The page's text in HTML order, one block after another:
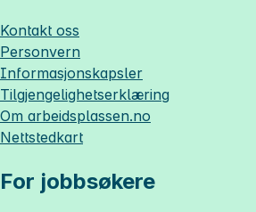
Kontakt oss
Personvern
Informasjonskapsler
Tilgjengelighetserklæring
Om arbeidsplassen.no
Nettstedkart
For jobbsøkere